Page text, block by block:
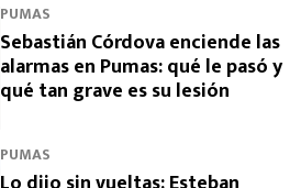
PUMAS
Sebastián Córdova enciende las
alarmas en Pumas: qué le pasó y
qué tan grave es su lesión
PUMAS